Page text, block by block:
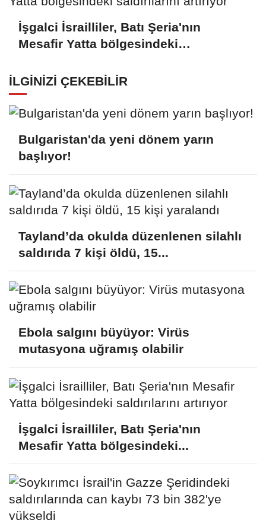
İşgalci İsrailliler, Batı Şeria'nın
Mesafir Yatta bölgesindeki
İLGINIZI ÇEKEBILIR
Bulgaristan'da yeni dönem yarın
başlıyor!
Tayland’da okulda düzenlenen silahlı
saldırıda 7 kişi öldü, 15...
Ebola salgını büyüyor: Virüs
mutasyona uğramış olabilir
İşgalci İsrailliler, Batı Şeria'nın
Mesafir Yatta bölgesindeki...